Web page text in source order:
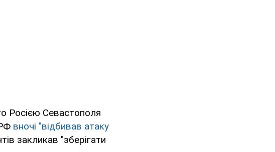
Росією Севастополя
вночі "відбивав атаку
закликав "зберігати